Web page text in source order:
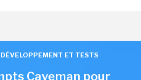
DÉVELOPPEMENT ET TESTS
Caveman pour